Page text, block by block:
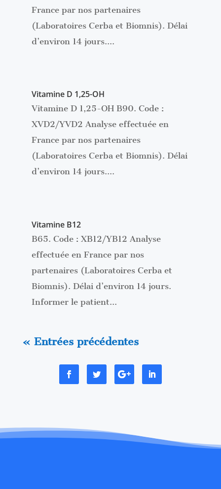
France par nos partenaires
(Laboratoires Cerba et Biomnis). Délai
d’environ 14 jours....
Vitamine D 1,25-OH
Vitamine D 1,25-OH B90. Code :
XVD2/YVD2 Analyse effectuée en
France par nos partenaires
(Laboratoires Cerba et Biomnis). Délai
d’environ 14 jours....
Vitamine B12
B65. Code : XB12/YB12 Analyse
effectuée en France par nos
partenaires (Laboratoires Cerba et
Biomnis). Délai d’environ 14 jours.
Informer le patient...
« Entrées précédentes